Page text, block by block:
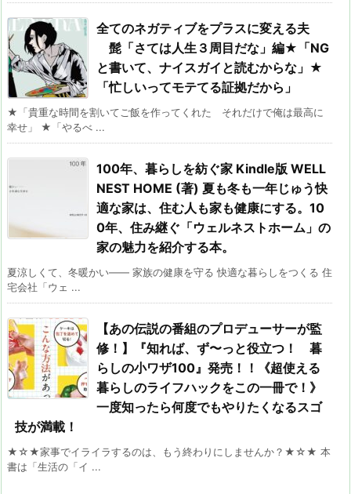
全てのネガティブをプラスに変える夫
髭「さては人生３周目だな」編★「NG
と書いて、ナイスガイと読むからな」★
「忙しいってモテてる証拠だから」
★「貴重な時間を割いてご飯を作ってくれた それだけで俺は最高に
幸せ」 ★「やるべ ...
100年、暮らしを紡ぐ家 Kindle版 WELL
NEST HOME (著) 夏も冬も一年じゅう快
適な家は、住む人も家も健康にする。10
0年、住み継ぐ「ウェルネストホーム」の
家の魅力を紹介する本。
夏涼しくて、冬暖かい―― 家族の健康を守る 快適な暮らしをつくる 住
宅会社「ウェ ...
【あの伝説の番組のプロデューサーが監
修！】『知れば、ず〜っと役立つ！ 暮
らしの小ワザ100』発売！！《超使える
暮らしのライフハックをこの一冊で！》
一度知ったら何度でもやりたくなるスゴ
技が満載！
★☆★家事でイライラするのは、もう終わりにしませんか？★☆★ 本
書は「生活の「イ ...